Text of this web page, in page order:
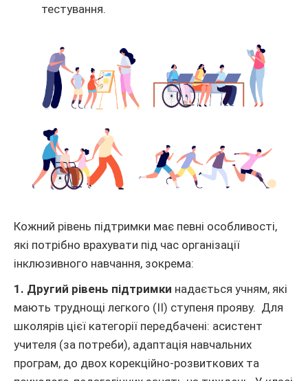
тестування.
Кожний рівень підтримки має певні особливості,
які потрібно врахувати під час організації
інклюзивного навчання, зокрема:
1. Другий рівень підтримки надається учням, які
мають труднощі легкого (ІІ) ступеня прояву. Для
школярів цієї категорії передбачені: асистент
учителя (за потреби), адаптація навчальних
програм, до двох корекційно-розвиткових та